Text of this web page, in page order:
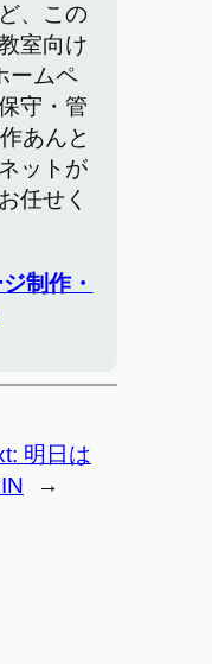
、この
室向け
ームペ
守・管
あんと
ットが
任せく
制作・
明日は
→